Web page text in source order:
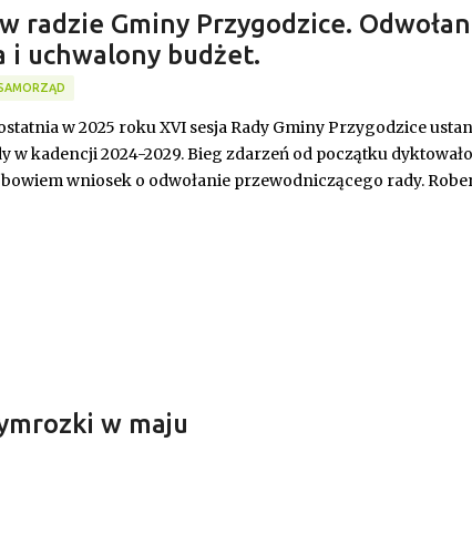
radzie Gminy Przygodzice.
i uchwalony budżet.
w 2025 roku XVI sesja Rady Gminy Przygodzice
w kadencji 2024-2029. Bieg zdarzeń od początku dyktowało
wniosek o odwołanie przewodniczącego rady.
została Joanna Jabłecka - dotychczasowa
w maju